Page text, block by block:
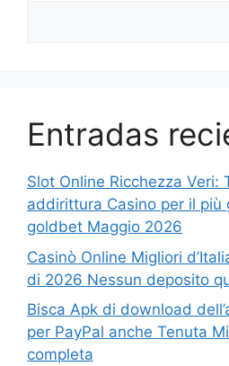
Entradas
Slot Online Ricchezza Veri:
addirittura Casino per il più
goldbet Maggio 2026
Casinò Online Migliori
di 2026 Nessun deposito
Bisca Apk di download
per PayPal anche Tenuta
completa